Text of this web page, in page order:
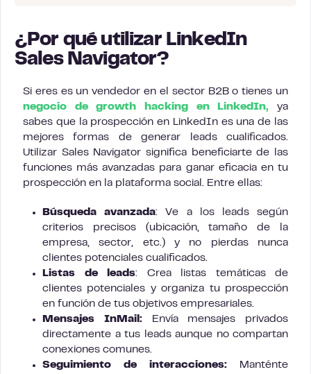
¿Por qué utilizar LinkedIn
Sales Navigator?
Si eres es un vendedor en el sector B2B o tienes un
negocio de growth hacking en LinkedIn, ya
sabes que la prospección en LinkedIn es una de las
mejores formas de generar leads cualificados.
Utilizar Sales Navigator significa beneficiarte de las
funciones más avanzadas para ganar eficacia en tu
prospección en la plataforma social. Entre ellas:
Búsqueda avanzada: Ve a los leads según
criterios precisos (ubicación, tamaño de la
empresa, sector, etc.) y no pierdas nunca
clientes potenciales cualificados.
Listas
de leads: Crea listas temáticas de
clientes potenciales y organiza tu prospección
en función de tus objetivos empresariales.
Mensajes InMail:
Envía mensajes privados
directamente a tus leads aunque no compartan
conexiones comunes.
Seguimiento de interacciones:
Manténte